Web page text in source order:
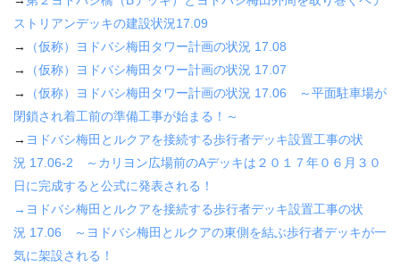
ストリアンデッキの建設状況17.09
→
（仮称）ヨドバシ梅田タワー計画の状況 17.08
→
（仮称）ヨドバシ梅田タワー計画の状況 17.07
→
（仮称）ヨドバシ梅田タワー計画の状況 17.06 ～平面駐車場が
閉鎖され着工前の準備工事が始まる！～
→ ヨドバシ梅田とルクアを接続する歩行者デッキ設置工事の状
況 17.06-2 ～カリヨン広場前のAデッキは２０１７年０６月３０
日に完成すると公式に発表される！
→ ヨドバシ梅田とルクアを接続する歩行者デッキ設置工事の状
況 17.06 ～ヨドバシ梅田とルクアの東側を結ぶ歩行者デッキが一
気に架設される！